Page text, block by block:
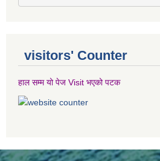
visitors' Counter
हाल सम्म यो पेज Visit भएको पटक